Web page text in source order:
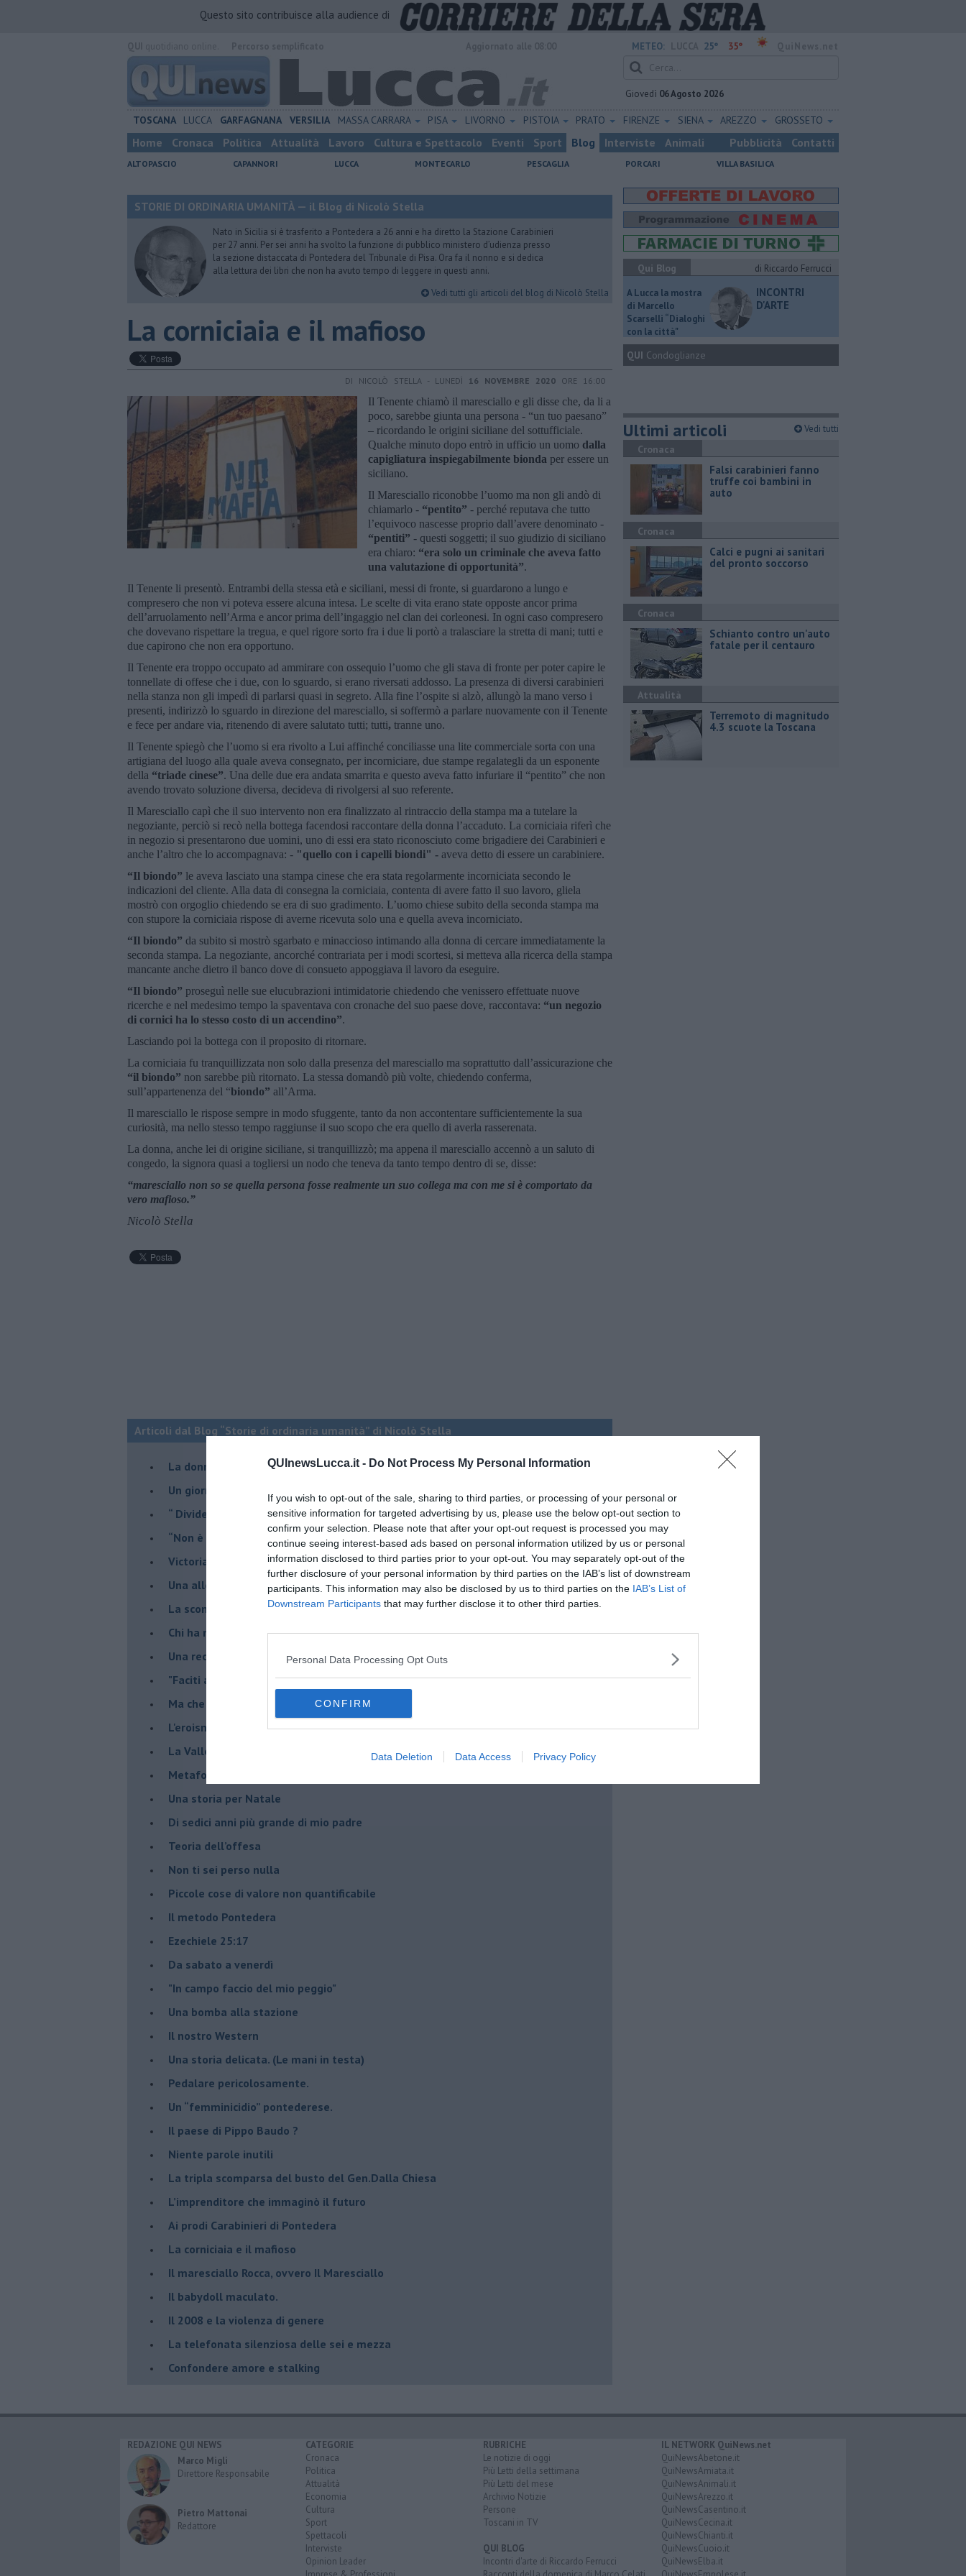
QUInewsLucca.it - Do Not Process My Personal Information
If you wish to opt-out of the sale, sharing to third parties, or processing of your personal or
sensitive information for targeted advertising by us, please use the below opt-out section to
confirm your selection. Please note that after your opt-out request is processed you may
continue seeing interest-based ads based on personal information utilized by us or personal
information disclosed to third parties prior to your opt-out. You may separately opt-out of the
further disclosure of your personal information by third parties on the IAB’s list of downstream
participants. This information may also be disclosed by us to third parties on the IAB’s List of
Downstream Participants that may further disclose it to other third parties.
Personal Data Processing Opt Outs
CONFIRM
Data Deletion Data Access Privacy Policy
Questo sito contribuisce alla audience di
METEO: 25° 35°
Giovedì 06 Agosto 2026
TOSCANA LUCCA GARFAGNANA VERSILIA MASSA CARRARA PISA LIVORNO PISTOIA PRATO FIRENZE SIENA AREZZO GROSSETO
Home Cronaca Politica Attualità Lavoro Cultura e Spettacolo Eventi Sport Blog Interviste Animali Pubblicità Contatti
ALTOPASCIO CAPANNORI LUCCA MONTECARLO PESCAGLIA PORCARI VILLA BASILICA
STORIE DI ORDINARIA UMANITÀ — il Blog di Nicolò Stella
Nato in Sicilia si è trasferito a Pontedera a 26 anni e ha diretto la Stazione Carabinieri
per 27 anni. Per sei anni ha svolto la funzione di pubblico ministero d’udienza presso
la sezione distaccata di Pontedera del Tribunale di Pisa. Ora fa il nonno e si dedica
alla lettura dei libri che non ha avuto tempo di leggere in questi anni.
Vedi tutti gli articoli del blog di Nicolò Stella
​La corniciaia e il mafioso
DI NICOLÒ STELLA - LUNEDÌ 16 NOVEMBRE 2020 ORE 16:00
Il Tenente chiamò il maresciallo e gli disse che, da li a
poco, sarebbe giunta una persona - “un tuo paesano”
– ricordando le origini siciliane del sottufficiale.
Qualche minuto dopo entrò in ufficio un uomo dalla
capigliatura inspiegabilmente bionda per essere un
siciliano.
Il Maresciallo riconobbe l’uomo ma non gli andò di
chiamarlo - “pentito” - perché reputava che tutto
l’equivoco nascesse proprio dall’avere denominato -
“pentiti” - questi soggetti; il suo giudizio di siciliano
era chiaro: “era solo un criminale che aveva fatto
una valutazione di opportunità”.
Il Tenente li presentò. Entrambi della stessa età e siciliani, messi di fronte, si guardarono a lungo e
compresero che non vi poteva essere alcuna intesa. Le scelte di vita erano state opposte ancor prima
dell’arruolamento nell’Arma e ancor prima dell’ingaggio nel clan dei corleonesi. In ogni caso compresero
che dovevano rispettare la tregua, e quel rigore sorto fra i due li portò a tralasciare la stretta di mani; tutti e
due capirono che non era opportuno.
Il Tenente era troppo occupato ad ammirare con ossequio l’uomo che gli stava di fronte per poter capire le
tonnellate di offese che i due, con lo sguardo, si erano riversati addosso. La presenza di diversi carabinieri
nella stanza non gli impedì di parlarsi quasi in segreto. Alla fine l’ospite si alzò, allungò la mano verso i
presenti, indirizzò lo sguardo in direzione del maresciallo, si soffermò a parlare nuovamente con il Tenente
e fece per andare via, ritenendo di avere salutato tutti; tutti, tranne uno.
Il Tenente spiegò che l’uomo si era rivolto a Lui affinché conciliasse una lite commerciale sorta con una
artigiana del luogo alla quale aveva consegnato, per incorniciare, due stampe regalategli da un esponente
della “triade cinese”. Una delle due era andata smarrita e questo aveva fatto infuriare il “pentito” che non
avendo trovato soluzione diversa, decideva di rivolgersi al suo referente.
Il Maresciallo capì che il suo intervento non era finalizzato al rintraccio della stampa ma a tutelare la
negoziante, perciò si recò nella bottega facendosi raccontare della donna l’accaduto. La corniciaia riferì che
in negozio si presentarono due uomini, uno di essi era stato riconosciuto come brigadiere dei Carabinieri e
anche l’altro che lo accompagnava: - "quello con i capelli biondi" - aveva detto di essere un carabiniere.
“Il biondo” le aveva lasciato una stampa cinese che era stata regolarmente incorniciata secondo le
indicazioni del cliente. Alla data di consegna la corniciaia, contenta di avere fatto il suo lavoro, gliela
mostrò con orgoglio chiedendo se era di suo gradimento. L’uomo chiese subito della seconda stampa ma
con stupore la corniciaia rispose di averne ricevuta solo una e quella aveva incorniciato.
“Il biondo” da subito si mostrò sgarbato e minaccioso intimando alla donna di cercare immediatamente la
seconda stampa. La negoziante, ancorché contrariata per i modi scortesi, si metteva alla ricerca della stampa
mancante anche dietro il banco dove di consueto appoggiava il lavoro da eseguire.
“Il biondo” proseguì nelle sue elucubrazioni intimidatorie chiedendo che venissero effettuate nuove
ricerche e nel medesimo tempo la spaventava con cronache del suo paese dove, raccontava: “un negozio
di cornici ha lo stesso costo di un accendino”.
Lasciando poi la bottega con il proposito di ritornare.
La corniciaia fu tranquillizzata non solo dalla presenza del maresciallo ma soprattutto dall’assicurazione che
“il biondo” non sarebbe più ritornato. La stessa domandò più volte, chiedendo conferma,
sull’appartenenza del “biondo” all’Arma.
Il maresciallo le rispose sempre in modo sfuggente, tanto da non accontentare sufficientemente la sua
curiosità, ma nello stesso tempo raggiunse il suo scopo che era quello di averla rasserenata.
La donna, anche lei di origine siciliane, si tranquillizzò; ma appena il maresciallo accennò a un saluto di
congedo, la signora quasi a togliersi un nodo che teneva da tanto tempo dentro di se, disse:
“maresciallo non so se quella persona fosse realmente un suo collega ma con me si è comportato da
vero mafioso.”
Nicolò Stella
Articoli dal Blog “Storie di ordinaria umanità” di Nicolò Stella
​La donna del giorno prima
​Un giorno come un altro.
​“ Divide et impera”. Un'inchiesta delegata.
“Non è di nostra competenza”
​Victoria e le altre
Una allegoria di fine estate
La scomparsa dei revisori dei conti
Chi ha messo l'organico nell'indifferenziata?
Una recensione, "Il cielo sopra Varramista"
​"Faciti ammuina"
Ma che banda è questa!
L'eroismo della normalità
​La Valle dei destini incrociati
Metafore
​Una storia per Natale
​Di sedici anni più grande di mio padre
Teoria dell’offesa
​Non ti sei perso nulla
​Piccole cose di valore non quantificabile
​Il metodo Pontedera
​Ezechiele 25:17
Da sabato a venerdì
"In campo faccio del mio peggio"
Una bomba alla stazione
Il nostro Western
Una storia delicata. (Le mani in testa)
Pedalare pericolosamente.
Un “femminicidio” pontederese.
Il paese di Pippo Baudo ?
Niente parole inutili
La tripla scomparsa del busto del Gen.Dalla Chiesa
​L’imprenditore che immaginò il futuro
Ai prodi Carabinieri di Pontedera
​La corniciaia e il mafioso
Il maresciallo Rocca, ovvero Il Maresciallo
​Il babydoll maculato.
​Il 2008 e la violenza di genere
La telefonata silenziosa delle sei e mezza
​Confondere amore e stalking
Qui Blog
di Riccardo Ferrucci
A Lucca la mostra
di Marcello
Scarselli “Dialoghi
con la città"
INCONTRI
D'ARTE
QUI Condoglianze
Ultimi articoli Vedi tutti
Cronaca
Falsi carabinieri fanno
truffe coi bambini in
auto
Cronaca
Calci e pugni ai sanitari
del pronto soccorso
Cronaca
Schianto contro un'auto
fatale per il centauro
Attualità
Terremoto di magnitudo
4.3 scuote la Toscana
REDAZIONE QUI NEWS
Marco Migli
Direttore Responsabile
Pietro Mattonai
Redattore
CATEGORIE
Cronaca
Politica
Attualità
Economia
Cultura
Sport
Spettacoli
Interviste
Opinion Leader
RUBRICHE
Le notizie di oggi
Più Letti della settimana
Più Letti del mese
Archivio Notizie
Persone
Toscani in TV
QUI BLOG
Incontri d'arte di Riccardo Ferrucci
IL NETWORK QuiNews.net
QuiNewsAbetone.it
QuiNewsAmiata.it
QuiNewsAnimali.it
QuiNewsArezzo.it
QuiNewsCasentino.it
QuiNewsCecina.it
QuiNewsChianti.it
QuiNewsCuoio.it
QuiNewsElba.it